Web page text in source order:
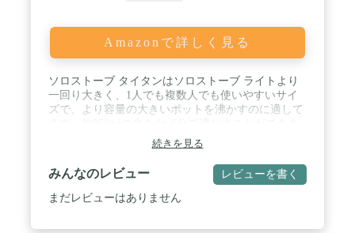
Amazonで詳しく見る
ソロストーブ タイタンはソロストーブ ライトより
一回り大きく、1人でも複数人でも使いやすいサイ
ズで、より容量の大きいポットを沸かすのに適して
す。 別売りのポット1800にピッタリ収納可能。 2重
壁で燃焼効率が高いので、ガスを使わず小枝などの
自然素材でも簡単に燃焼させることが可能です。 /
通常のネイチャーストーブや焚火台は小枝や薪など
の燃料を高温で熱することで火を起こし、その際に
続きを見る
みんなのレビュー レビューを書く
まだレビューはありません